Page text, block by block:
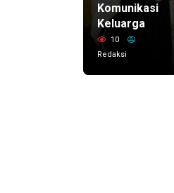
Komunikasi
Keluarga
10
Redaksi